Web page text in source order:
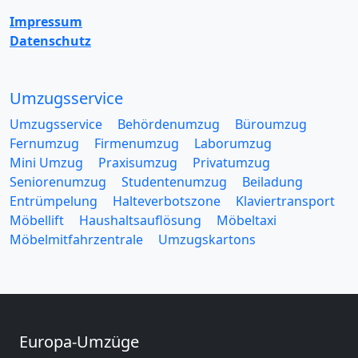
Impressum
Datenschutz
Umzugsservice
Umzugsservice Behördenumzug
Büroumzug
Fernumzug
Firmenumzug
Laborumzug
Mini Umzug
Praxisumzug
Privatumzug
Seniorenumzug
Studentenumzug
Beiladung
Entrümpelung
Halteverbotszone
Klaviertransport
Möbellift
Haushaltsauflösung
Möbeltaxi
Möbelmitfahrzentrale
Umzugskartons
Europa-Umzüge